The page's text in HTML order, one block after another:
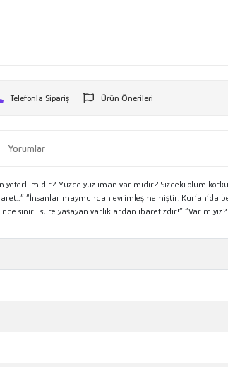
Telefonla Sipariş Ürün Önerileri
Yorumlar
yeterli midir? Yüzde yüz iman var mıdır? Sizdeki ölüm
“İnsanlar maymundan evrimleşmemiştir. Kur’an’da
süre yaşayan varlıklardan ibaretizdir!” “Var